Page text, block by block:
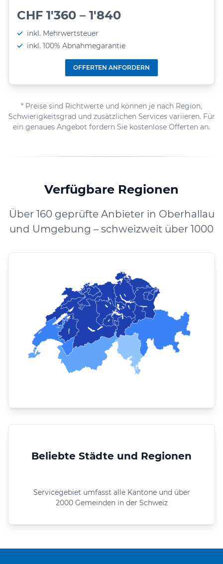
CHF 1'360 – 1'840
inkl. Mehrwertsteuer
inkl. 100% Abnahmegarantie
OFFERTEN ANFORDERN
* Preise sind Richtwerte und können je nach Region,
Schwierigkeitsgrad und zusätzlichen Services variieren. Für
ein genaues Angebot fordern Sie kostenlose Offerten an.
Verfügbare Regionen
Über 160 geprüfte Anbieter in Oberhallau
und Umgebung – schweizweit über 1000
Beliebte Städte und Regionen
Servicegebiet umfasst alle Kantone und über
2000 Gemeinden in der Schweiz